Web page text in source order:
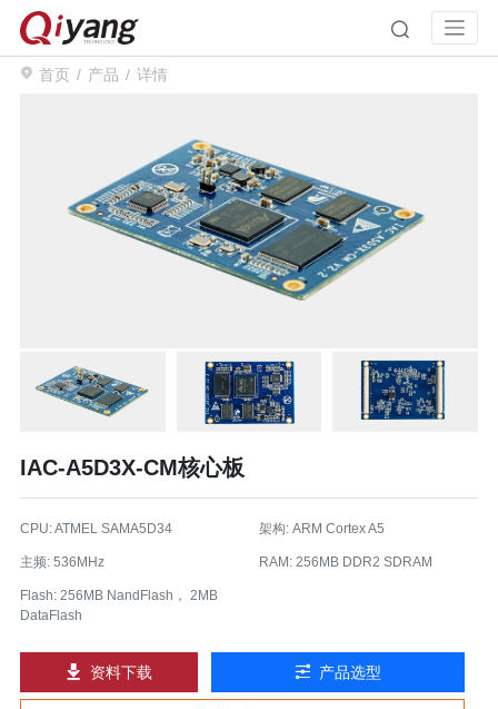
首页 产品 详情
IAC-A5D3X-CM核心板
CPU: ATMEL SAMA5D34 架构: ARM Cortex A5
主频: 536MHz RAM: 256MB DDR2 SDRAM
Flash: 256MB NandFlash， 2MB
DataFlash
资料下载 产品选型